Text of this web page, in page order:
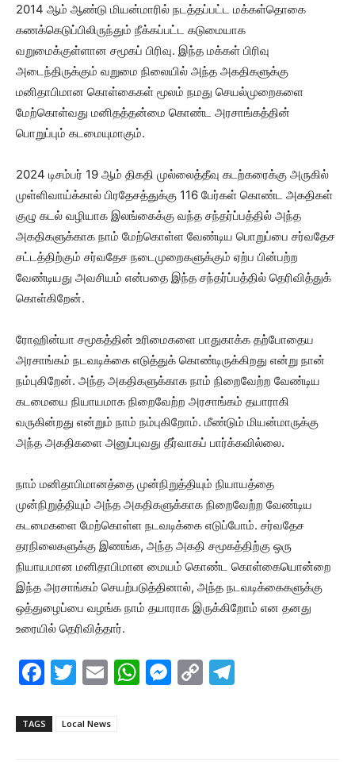
2014 ஆம் ஆண்டு மியன்மாரில் நடத்தப்பட்ட மக்கள்தொகை
கணக்கெடுப்பிலிருந்தும் நீக்கப்பட்ட கடுமையாக
வறுமைக்குள்ளான சமூகப் பிரிவு. இந்த மக்கள் பிரிவு
அடைந்திருக்கும் வறுமை நிலையில் அந்த அகதிகளுக்கு
மனிதாபிமான கொள்கைகள் மூலம் நமது செயல்முறைகளை
மேற்கொள்வது மனிதத்தன்மை கொண்ட அரசாங்கத்தின்
பொறுப்பும் கடமையுமாகும்.
2024 டிசம்பர் 19 ஆம் திகதி முல்லைத்தீவு கடற்கரைக்கு அருகில்
முள்ளிவாய்க்கால் பிரதேசத்துக்கு 116 பேர்கள் கொண்ட அகதிகள்
குழு கடல் வழியாக இலங்கைக்கு வந்த சந்தர்ப்பத்தில் அந்த
அகதிகளுக்காக நாம் மேற்கொள்ள வேண்டிய பொறுப்பை சர்வதேச
சட்டத்திற்கும் சர்வதேச நடைமுறைகளுக்கும் ஏற்ப பின்பற்ற
வேண்டியது அவசியம் என்பதை இந்த சந்தர்ப்பத்தில் தெரிவித்துக்
கொள்கிறேன்.
ரோஹின்யா சமூகத்தின் உரிமைகளை பாதுகாக்க தற்போதைய
அரசாங்கம் நடவடிக்கை எடுத்துக் கொண்டிருக்கிறது என்று நான்
நம்புகிறேன். அந்த அகதிகளுக்காக நாம் நிறைவேற்ற வேண்டிய
கடமையை நியாயமாக நிறைவேற்ற அரசாங்கம் தயாராகி
வருகின்றது என்றும் நாம் நம்புகிறோம். மீண்டும் மியன்மாருக்கு
அந்த அகதிகளை அனுப்புவது தீர்வாகப் பார்க்கவில்லை.
நாம் மனிதாபிமானத்தை முன்நிறுத்தியும் நியாயத்தை
முன்நிறுத்தியும் அந்த அகதிகளுக்காக நிறைவேற்ற வேண்டிய
கடமைகளை மேற்கொள்ள நடவடிக்கை எடுப்போம். சர்வதேச
தரநிலைகளுக்கு இணங்க, அந்த அகதி சமூகத்திற்கு ஒரு
நியாயமான மனிதாபிமான மையம் கொண்ட கொள்கையொன்றை
இந்த அரசாங்கம் செயற்படுத்தினால், அந்த நடவடிக்கைகளுக்கு
ஒத்துழைப்பை வழங்க நாம் தயாராக இருக்கிறோம் என தனது
உரையில் தெரிவித்தார்.
F
c
T
itt
E
ai
W M C
TAGS Local News